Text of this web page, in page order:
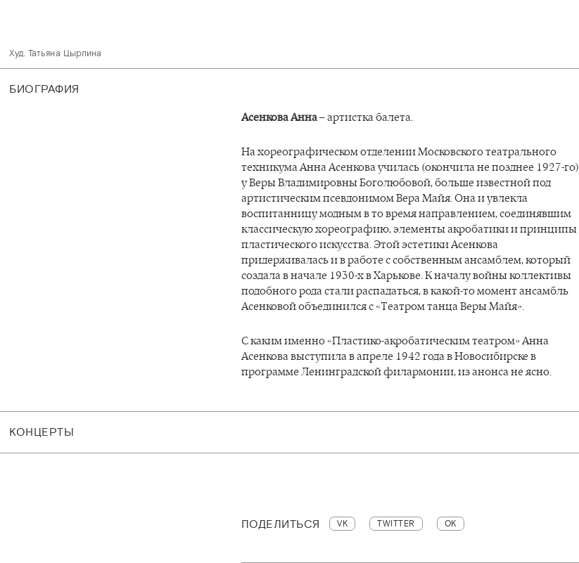
Худ. Татьяна Цырлина
БИОГРАФИЯ
Асенкова Анна– артистка балета.
На хореографическом отделении Московского театрального
техникума Анна Асенкова училась (окончила не позднее 1927-го)
у Веры Владимировны Боголюбовой, больше известной под
артистическим псевдонимом Вера Майя. Она и увлекла
воспитанницу модным в то время направлением, соединявшим
классическую хореографию, элементы акробатики и принципы
пластического искусства. Этой эстетики Асенкова
придерживалась и в работе с собственным ансамблем, который
создала в начале 1930-х в Харькове. К началу войны коллективы
подобного рода стали распадаться, в какой-то момент ансамбль
Асенковой объединился с «Театром танца Веры Майя».
С каким именно «Пластико-акробатическим театром» Анна
Асенкова выступила в апреле 1942 года в Новосибирске в
программе Ленинградской филармонии, из анонса не ясно.
КОНЦЕРТЫ
ПОДЕЛИТЬСЯ VK TWITTER OK